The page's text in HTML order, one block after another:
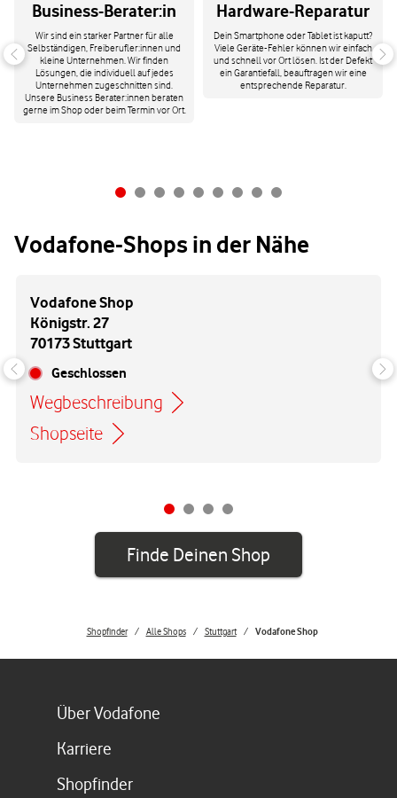
Business-Berater:in
Wir sind ein starker Partner für alle
Selbständigen, Freiberufler:innen und
kleine Unternehmen. Wir finden
Lösungen, die individuell auf jedes
Unternehmen zugeschnitten sind.
Unsere Business Berater:innen beraten
gerne im Shop oder beim Termin vor Ort.
Hardware-Reparatur
Dein Smartphone oder Tablet ist kaputt?
Viele Geräte-Fehler können wir einfach
und schnell vor Ort lösen. Ist der Defekt
ein Garantiefall, beauftragen wir eine
entsprechende Reparatur.
Vodafone-Shops in der Nähe
Vodafone Shop
Königstr. 27
70173 Stuttgart
Geschlossen
Wegbeschreibung
Link öffnet in einem neuen Tab
Shopseite
Finde Deinen Shop
Shopfinder Alle Shops Stuttgart Vodafone Shop
Über Vodafone
Karriere
ShopfinderLink öffnet in einem neuen Tab